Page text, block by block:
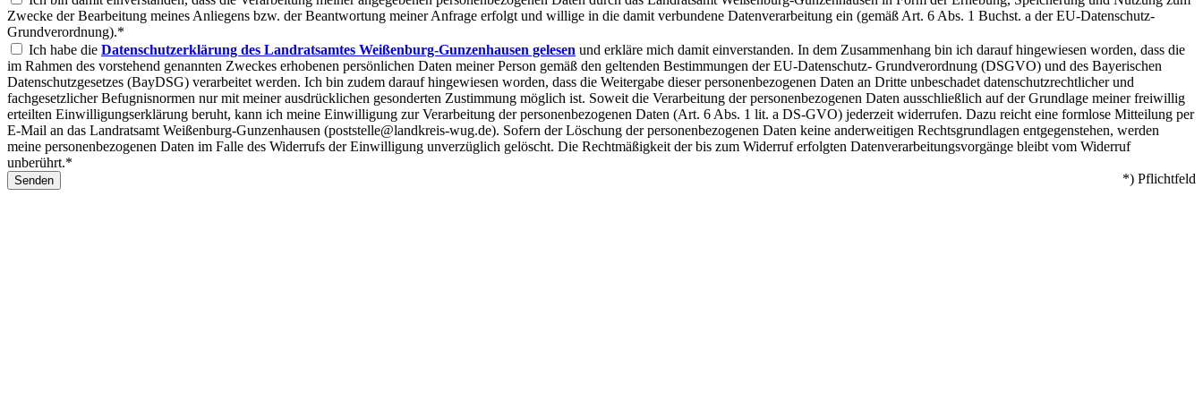
Zwecke der Bearbeitung meines Anliegens bzw. der Beantwortung meiner Anfrage erfolgt und willige in die damit verbundene Datenverarbeitung ein (gemäß Art. 6 Abs. 1 Buchst. a der EU-Datenschutz-
Grundverordnung).*
Ich habe die Datenschutzerklärung des Landratsamtes Weißenburg-Gunzenhausen gelesen und erkläre mich damit einverstanden. In dem Zusammenhang bin ich darauf hingewiesen worden, dass die
im Rahmen des vorstehend genannten Zweckes erhobenen persönlichen Daten meiner Person gemäß den geltenden Bestimmungen der EU-Datenschutz- Grundverordnung (DSGVO) und des Bayerischen
Datenschutzgesetzes (BayDSG) verarbeitet werden. Ich bin zudem darauf hingewiesen worden, dass die Weitergabe dieser personenbezogenen Daten an Dritte unbeschadet datenschutzrechtlicher und
fachgesetzlicher Befugnisnormen nur mit meiner ausdrücklichen gesonderten Zustimmung möglich ist. Soweit die Verarbeitung der personenbezogenen Daten ausschließlich auf der Grundlage meiner freiwillig
erteilten Einwilligungserklärung beruht, kann ich meine Einwilligung zur Verarbeitung der personenbezogenen Daten (Art. 6 Abs. 1 lit. a DS-GVO) jederzeit widerrufen. Dazu reicht eine formlose Mitteilung per
E-Mail an das Landratsamt Weißenburg-Gunzenhausen (poststelle@landkreis-wug.de). Sofern der Löschung der personenbezogenen Daten keine anderweitigen Rechtsgrundlagen entgegenstehen, werden
meine personenbezogenen Daten im Falle des Widerrufs der Einwilligung unverzüglich gelöscht. Die Rechtmäßigkeit der bis zum Widerruf erfolgten Datenverarbeitungsvorgänge bleibt vom Widerruf
unberührt.*
Senden *) Pflichtfeld